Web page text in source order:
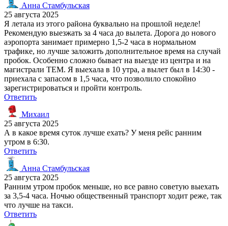
Анна Стамбульская
25 августа 2025
Я летала из этого района буквально на прошлой неделе!
Рекомендую выезжать за 4 часа до вылета. Дорога до нового
аэропорта занимает примерно 1,5-2 часа в нормальном
трафике, но лучше заложить дополнительное время на случай
пробок. Особенно сложно бывает на выезде из центра и на
магистрали TEM. Я выехала в 10 утра, а вылет был в 14:30 -
приехала с запасом в 1,5 часа, что позволило спокойно
зарегистрироваться и пройти контроль.
Ответить
Михаил
25 августа 2025
А в какое время суток лучше ехать? У меня рейс ранним
утром в 6:30.
Ответить
Анна Стамбульская
25 августа 2025
Ранним утром пробок меньше, но все равно советую выехать
за 3,5-4 часа. Ночью общественный транспорт ходит реже, так
что лучше на такси.
Ответить